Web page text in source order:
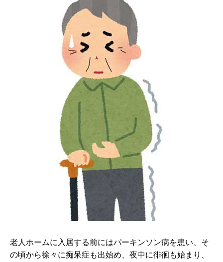
老人ホームに入居する前にはパーキンソン病を患い、そ
の頃から徐々に痴呆症も出始め、夜中に徘徊も始まり、